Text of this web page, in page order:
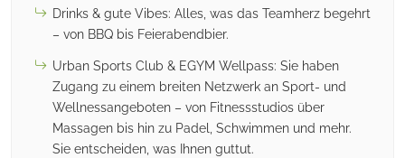
Drinks & gute Vibes: Alles, was das Teamherz begehrt
– von BBQ bis Feierabendbier.
Urban Sports Club & EGYM Wellpass: Sie haben
Zugang zu einem breiten Netzwerk an Sport- und
Wellnessangeboten – von Fitnessstudios über
Massagen bis hin zu Padel, Schwimmen und mehr.
Sie entscheiden, was Ihnen guttut.